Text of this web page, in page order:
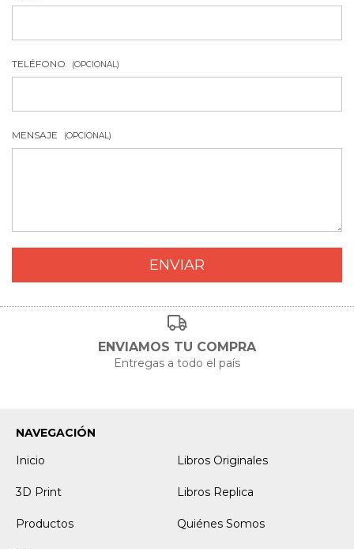
TELÉFONO (OPCIONAL)
MENSAJE (OPCIONAL)
ENVIAMOS TU COMPRA
Entregas a todo el país
NAVEGACIÓN
Inicio
Libros Originales
3D Print Libros Replica
Productos Quiénes Somos